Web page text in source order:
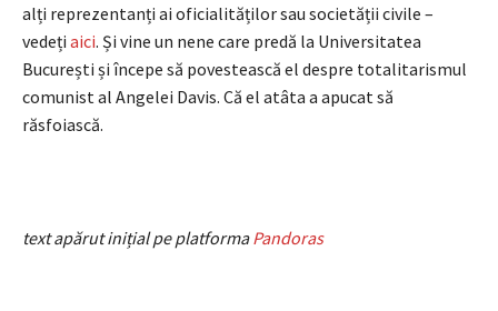
alți reprezentanți ai oficialităților sau societății civile –
vedeți aici. Și vine un nene care predă la Universitatea
București și începe să povestească el despre totalitarismul
comunist al Angelei Davis. Că el atâta a apucat să
răsfoiască.
text apărut inițial pe platformaPandoras